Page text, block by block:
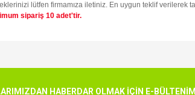
lütfen firmamıza iletiniz. En uygun teklif verilerek
sipariş 10 adet'tir.
bozuk veya görüntülenemiyor.
HABERDAR OLMAK İÇİN E-